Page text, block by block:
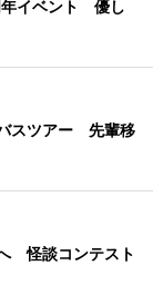
年イベント 優し
スツアー 先輩移
怪談コンテスト